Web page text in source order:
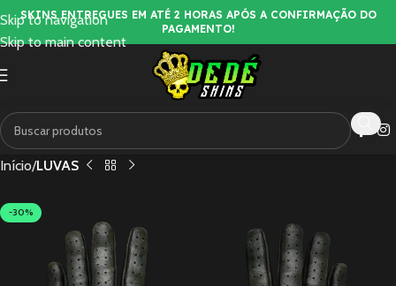
Skip to navigation
Skip to main content
SKINS ENTREGUES EM ATÉ 2 HORAS APÓS A CONFIRMAÇÃO DO
PAGAMENTO!
Início LUVAS
-30%